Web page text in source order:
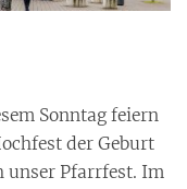
Sonntag feiern
der Geburt
unser Pfarrfest. Im